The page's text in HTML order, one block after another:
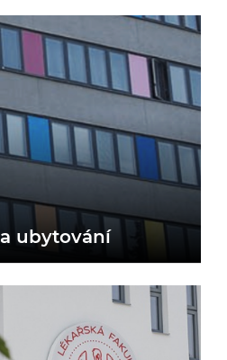
a ubytování